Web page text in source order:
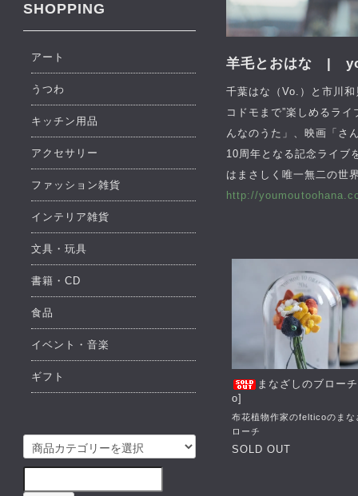
羊毛とおはな |
千葉はな（Vo.）と市川
コドモまで”楽しめるラ
んなのうた」、映画「さ
10周年となる記念ライブ
はまさしく唯一無二の世
http://
まなざしのブロー
o]
布花植物作家のfelticoのまな
ローチ
SOLD OUT
SHOPPING
アート
うつわ
キッチン用品
アクセサリー
ファッション雑貨
インテリア雑貨
文具・玩具
書籍・CD
食品
イベント・音楽
ギフト